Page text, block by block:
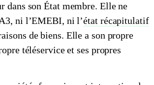
dans son État membre. Elle ne
ni l’EMEBI, ni l’état récapitulatif
de biens. Elle a son propre
téléservice et ses propres